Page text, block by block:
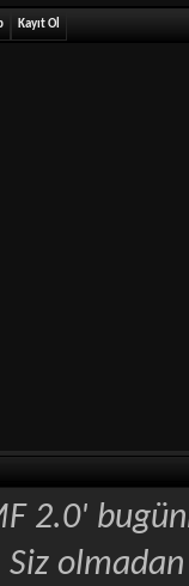
Kayıt Ol
2.0'